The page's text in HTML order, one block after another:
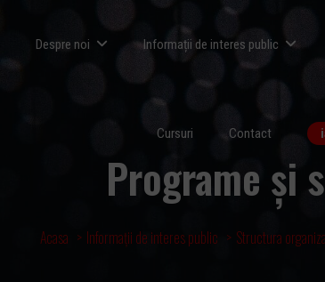
Despre noi Informații de interes public
Cursuri Contact
Programe și
Acasa Informații de interes public Structura